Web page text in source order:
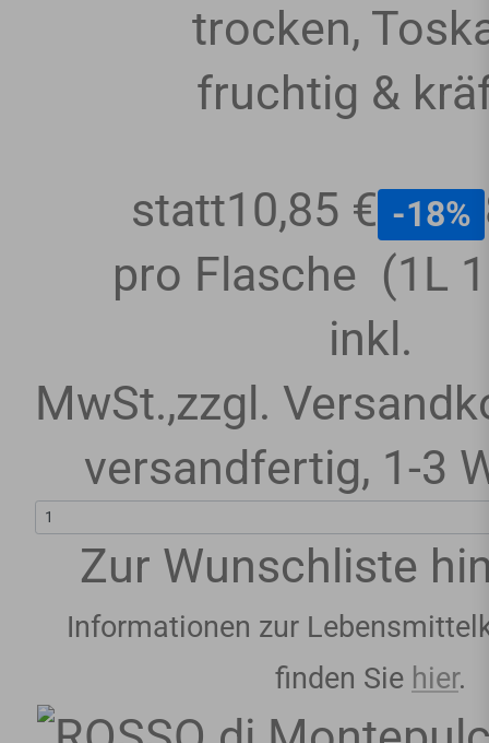
trocken,
fruchtig &
statt10,85 € -18%
pro Flasche (1L
inkl.
MwSt.,zzgl.
versandfertig, 1-3
Zur Wunschliste
Informationen zur
finden Sie hier.